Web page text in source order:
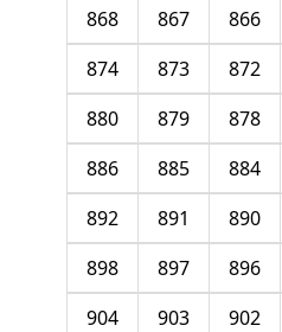
866
867
868
872
873
874
878
879
880
884
885
886
890
891
892
896
897
898
902
903
904